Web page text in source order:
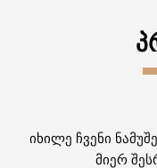
იხილე ჩვენი
მიერ